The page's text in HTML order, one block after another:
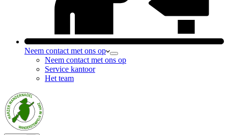
Neem contact met ons op
Neem contact met ons op
Service kantoor
Het team